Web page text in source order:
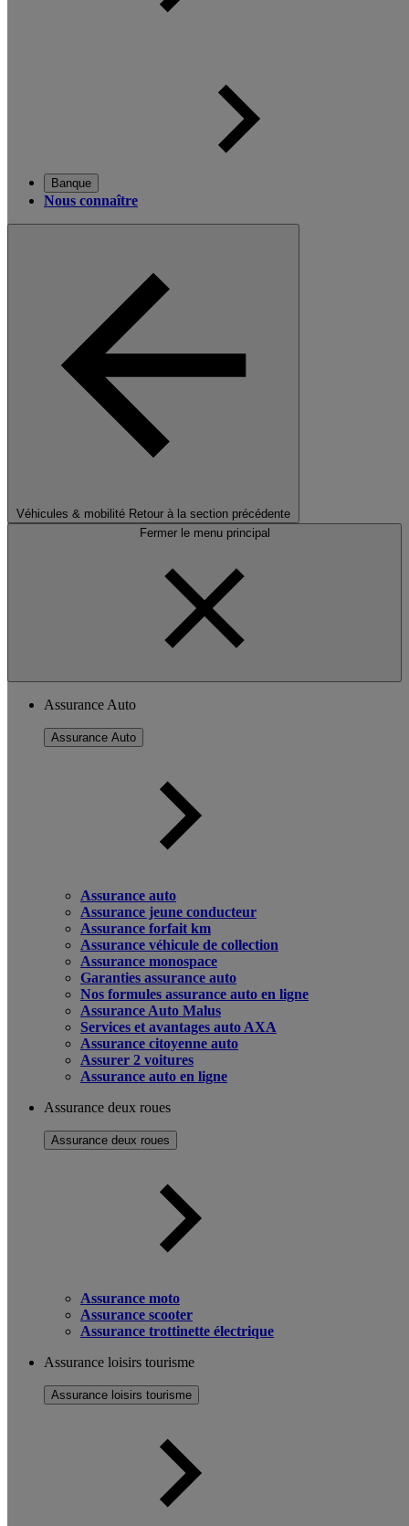
Banque
Nous connaître
Véhicules & mobilité Retour à la section précédente
Fermer le menu principal
Assurance Auto
Assurance Auto
Assurance auto
Assurance jeune conducteur
Assurance forfait km
Assurance véhicule de collection
Assurance monospace
Garanties assurance auto
Nos formules assurance auto en ligne
Assurance Auto Malus
Services et avantages auto AXA
Assurance citoyenne auto
Assurer 2 voitures
Assurance auto en ligne
Assurance deux roues
Assurance deux roues
Assurance moto
Assurance scooter
Assurance trottinette électrique
Assurance loisirs tourisme
Assurance loisirs tourisme